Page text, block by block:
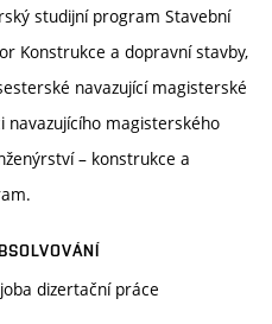
studijní program Stavební
Konstrukce a dopravní stavby,
navazující magisterské
magisterského
– konstrukce a
dizertační práce